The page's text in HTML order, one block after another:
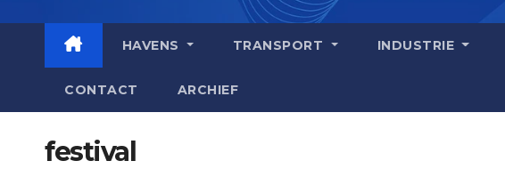
HAVENS TRANSPORT INDUSTRIE
CONTACT ARCHIEF
festival